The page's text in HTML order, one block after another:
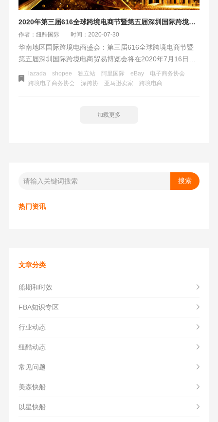
2020年第三届616全球跨境电商节暨第五届深圳国际跨境电商贸易博览会
作者：纽酷国际 时间：2020-07-30
华南地区国际跨境电商盛会：第三届616全球跨境电商节暨
第五届深圳国际跨境电商贸易博览会将在2020年7月16日至7
月18日在深圳会展中心2号馆举办。
lazada shopee 独立站 阿里国际 eBay
电子商务协会
跨境电子商务协会
深跨协 亚马逊卖家 跨境电商
加载更多
热门资讯
文章分类
船期和时效
FBA知识专区
行业动态
纽酷动态
常见问题
美森快船
以星快船